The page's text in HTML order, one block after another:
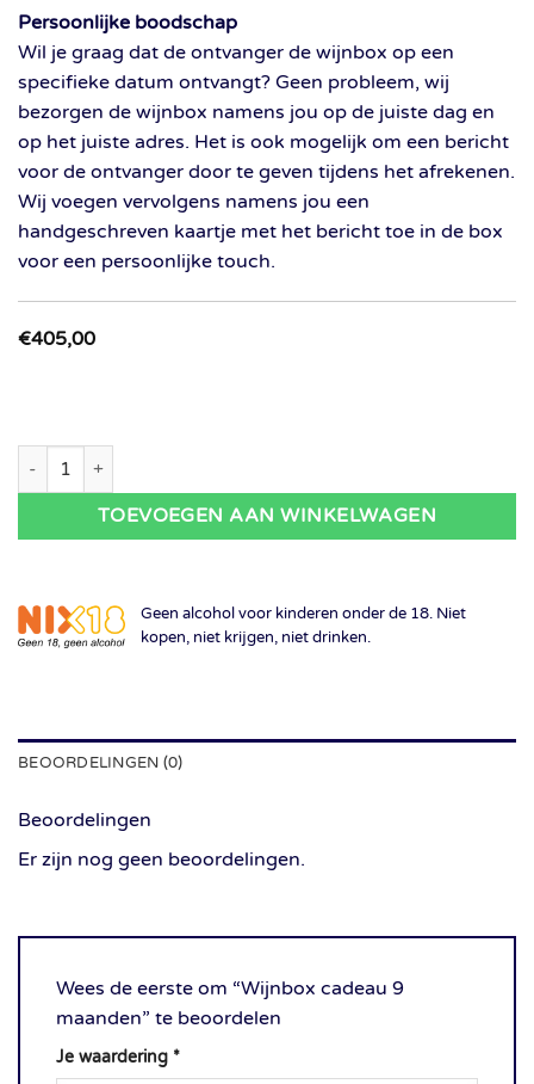
Persoonlijke boodschap
Wil je graag dat de ontvanger de wijnbox op een
specifieke datum ontvangt? Geen probleem, wij
bezorgen de wijnbox namens jou op de juiste dag en
op het juiste adres. Het is ook mogelijk om een bericht
voor de ontvanger door te geven tijdens het afrekenen.
Wij voegen vervolgens namens jou een
handgeschreven kaartje met het bericht toe in de box
voor een persoonlijke touch.
€405,00
Wijnbox cadeau 9 maanden aantal
TOEVOEGEN AAN WINKELWAGEN
Geen alcohol voor kinderen onder de 18. Niet
kopen, niet krijgen, niet drinken.
BEOORDELINGEN (0)
Beoordelingen
Er zijn nog geen beoordelingen.
Wees de eerste om “Wijnbox cadeau 9
maanden” te beoordelen
Je waardering *